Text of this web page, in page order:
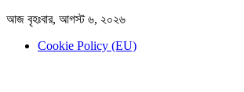
আজ বৃহঃবার, আগস্ট ৬, ২০২৬
Cookie Policy (EU)